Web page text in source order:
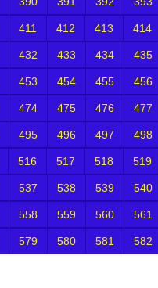
411 412 413 414
432 433 434 435
453 454 455 456
474 475 476 477
495 496 497 498
516 517 518 519
537 538 539 540
558 559 560 561
579 580 581 582